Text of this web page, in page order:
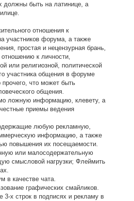
должны быть на латинице, а
отношения к
участников форума, а также
простая и нецензурная брань,
к личности,
или религиозной, политической
участника общения в форуме
прочего, что может быть
общения.
ложную информацию, клевету, а
приемы ведения
любую рекламную,
информацию, а также
повышения их посещаемости.
или малосодеpжательнyю
смысловой нагрузки; Флеймить
в качестве чата.
графических смайликов.
3-х строк в подписях и рекламу в